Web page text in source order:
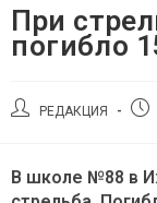
При
погибло
АвторРЕДАКЦИЯ
В школе №88 в